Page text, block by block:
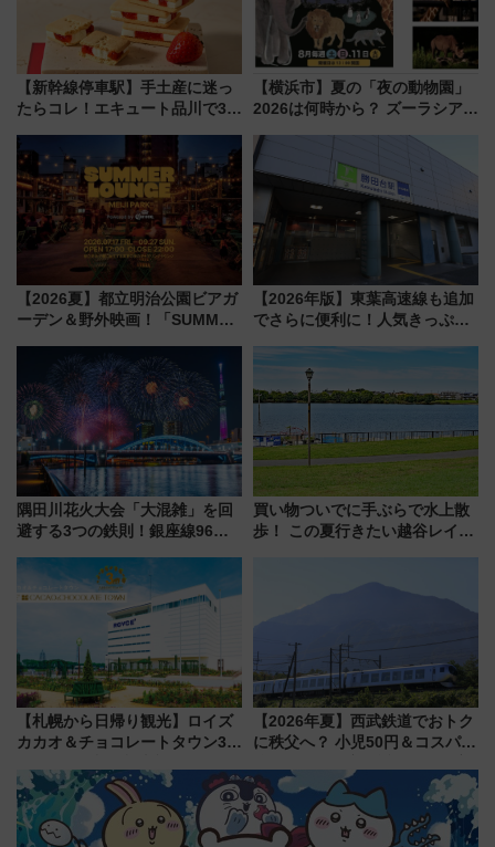
【新幹線停車駅】手土産に迷っ
たらコレ！エキュート品川で3年
産スイーツとは？
【横浜市】夏の「夜の動物園」
2026は何時から？ ズーラシア・
見どころ、限定イベントを徹底
解説！
【2026夏】都立明治公園ビアガ
ーデン＆野外映画！「SUMMER
ケジュール 夜風とビール、映画
を満喫！
【2026年版】東葉高速線も追加
でさらに便利に！人気きっぷ
今年も発売 秋・早春に千葉県を
巡るなら使い勝手・コスパ抜群
隅田川花火大会「大混雑」を回
避する3つの鉄則！銀座線96本
ツリー駅の規制まとめ 7/25開催
（2026年）
買い物ついでに手ぶらで水上散
歩！ この夏行きたい越谷レイク
【札幌から日帰り観光】ロイズ
カカオ＆チョコレートタウン3周
詰め放題を開催、ロイズタウン
駅からのアクセスも
【2026年夏】西武鉄道でおトク
に秩父へ？ 小児50円＆コスパ最
族旅行！ 深夜の正丸トンネル探
検や特急ラビューも